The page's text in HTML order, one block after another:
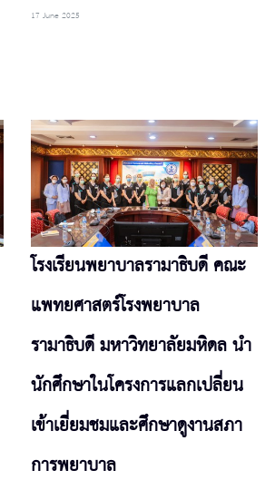
17 June 2025
โรงเรียนพยาบาลรามาธิบดี คณะ
แพทยศาสตร์โรงพยาบาล
รามาธิบดี มหาวิทยาลัยมหิดล นำ
นักศึกษาในโครงการแลกเปลี่ยน
เข้าเยี่ยมชมและศึกษาดูงานสภา
การพยาบาล